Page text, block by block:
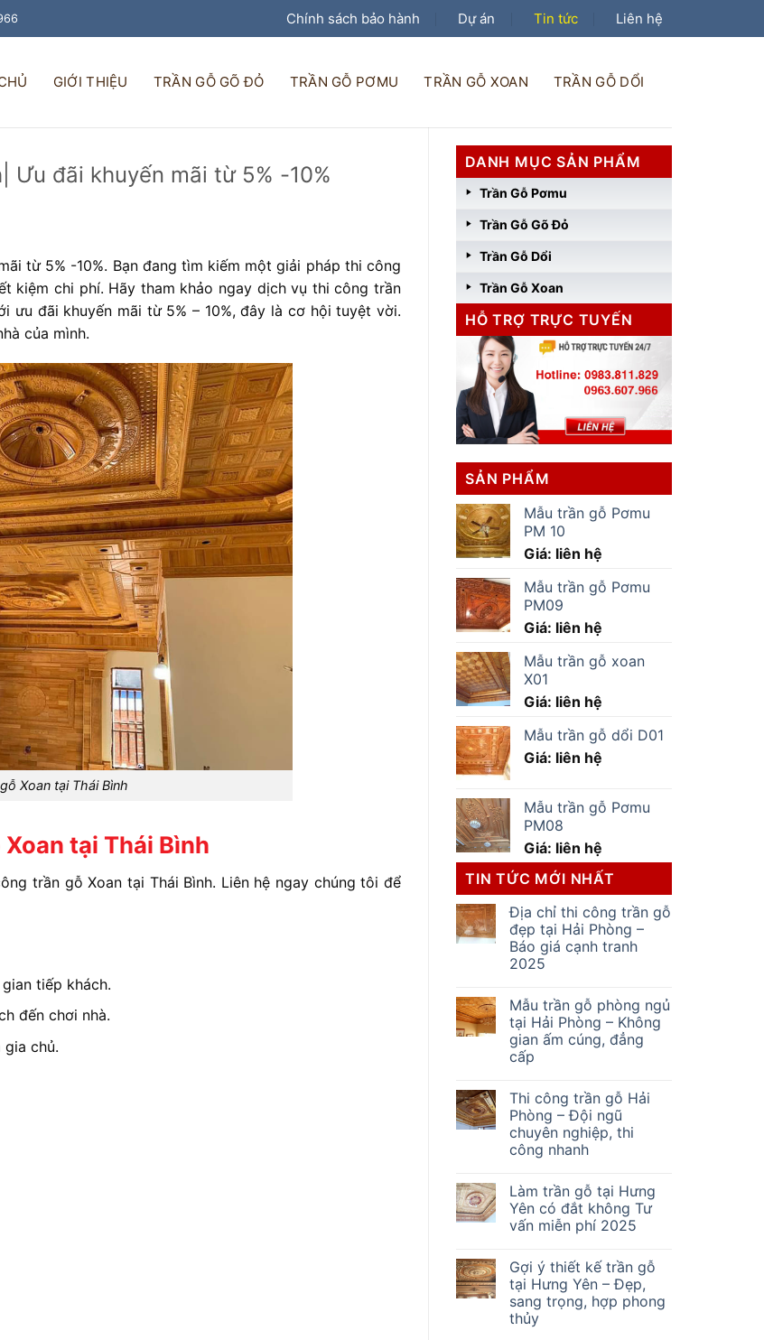
Chính sách bảo hành Dự án Tin tức Liên hệ
GIỚI THIỆU TRẦN GỖ GÕ ĐỎ TRẦN GỖ PƠMU TRẦN GỖ XOAN TRẦN GỖ DỔI
Ưu đãi khuyến mãi từ 5% -10%
từ 5% -10%. Bạn đang tìm kiếm một giải pháp thi công
kiệm chi phí. Hãy tham khảo ngay dịch vụ thi công trần
ưu đãi khuyến mãi từ 5% – 10%, đây là cơ hội tuyệt vời.
của mình.
Xoan tại Thái Bình
tại Thái Bình
trần gỗ Xoan tại Thái Bình. Liên hệ ngay chúng tôi để
tiếp khách.
đến chơi nhà.
gia chủ.
DANH MỤC SẢN PHẨM
Trần Gỗ Pơmu
Trần Gỗ Gõ Đỏ
Trần Gỗ Dổi
Trần Gỗ Xoan
HỖ TRỢ TRỰC TUYẾN
SẢN PHẨM
Mẫu trần gỗ Pơmu
PM 10
Giá: liên hệ
Mẫu trần gỗ Pơmu
PM09
Giá: liên hệ
Mẫu trần gỗ xoan
X01
Giá: liên hệ
Mẫu trần gỗ dổi D01
Giá: liên hệ
Mẫu trần gỗ Pơmu
PM08
Giá: liên hệ
TIN TỨC MỚI NHẤT
Địa chỉ thi công trần gỗ
đẹp tại Hải Phòng –
Báo giá cạnh tranh
2025
Mẫu trần gỗ phòng ngủ
tại Hải Phòng – Không
gian ấm cúng, đẳng
cấp
Thi công trần gỗ Hải
Phòng – Đội ngũ
chuyên nghiệp, thi
công nhanh
Làm trần gỗ tại Hưng
Yên có đắt không Tư
vấn miễn phí 2025
Gợi ý thiết kế trần gỗ
tại Hưng Yên – Đẹp,
sang trọng, hợp phong
thủy